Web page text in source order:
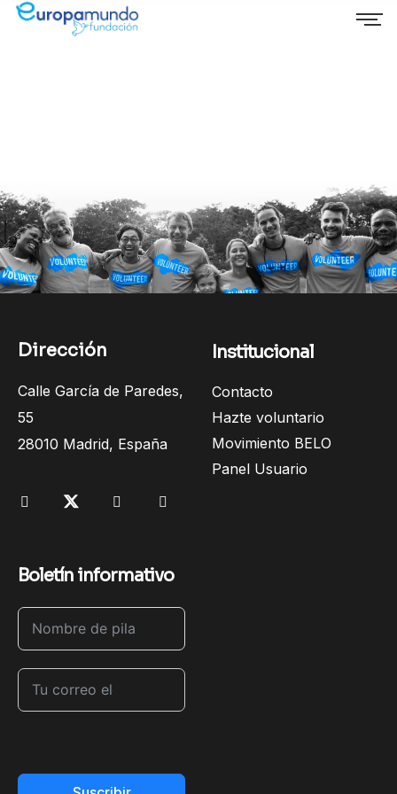
Dirección
Calle García de Paredes,
55
28010 Madrid, España
Institucional
Contacto
Hazte voluntario
Movimiento BELO
Panel Usuario
Boletín informativo